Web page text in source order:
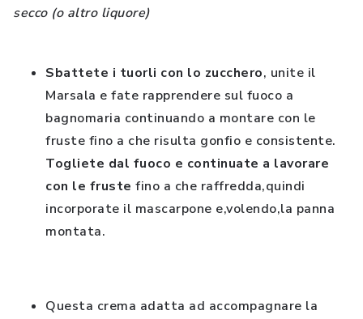
secco (o altro liquore)
Sbattete i tuorli con lo zucchero, unite il
Marsala e fate rapprendere sul fuoco a
bagnomaria continuando a montare con le
fruste fino a che risulta gonfio e consistente.
Togliete dal fuoco e continuate a lavorare
con le fruste fino a che raffredda,quindi
incorporate il mascarpone e,volendo,la panna
montata.
Questa crema adatta ad accompagnare la